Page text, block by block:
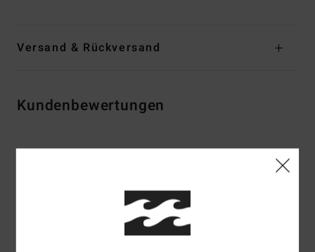
Versand & Rückversand
Kundenbewertungen
5.0/5
2 verifizierten Bewertungen